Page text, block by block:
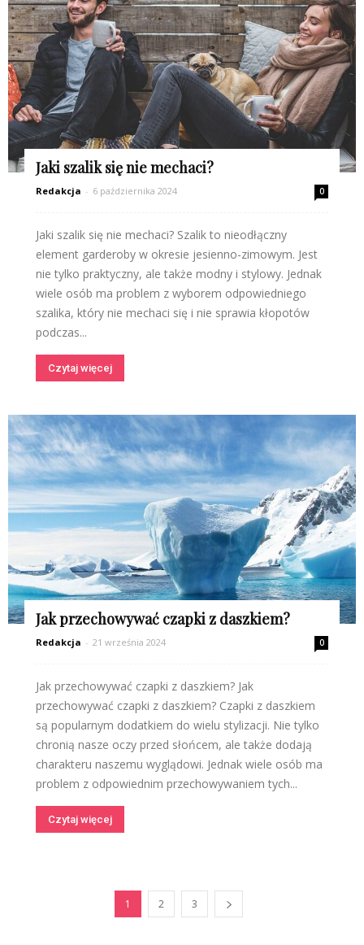
Jaki szalik się nie mechaci?
Redakcja - 6 października 2024 0
Jaki szalik się nie mechaci? Szalik to nieodłączny
element garderoby w okresie jesienno-zimowym. Jest
nie tylko praktyczny, ale także modny i stylowy. Jednak
wiele osób ma problem z wyborem odpowiedniego
szalika, który nie mechaci się i nie sprawia kłopotów
podczas...
Czytaj więcej
Jak przechowywać czapki z daszkiem?
Redakcja - 21 września 2024 0
Jak przechowywać czapki z daszkiem? Jak
przechowywać czapki z daszkiem? Czapki z daszkiem
są popularnym dodatkiem do wielu stylizacji. Nie tylko
chronią nasze oczy przed słońcem, ale także dodają
charakteru naszemu wyglądowi. Jednak wiele osób ma
problem z odpowiednim przechowywaniem tych...
Czytaj więcej
1 2 3